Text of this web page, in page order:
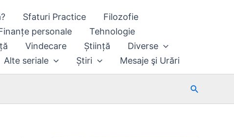
Sfaturi Practice
Filozofie
personale
Tehnologie
Vindecare Știință
Diverse
Alte seriale Știri Mesaje şi Urări
Search